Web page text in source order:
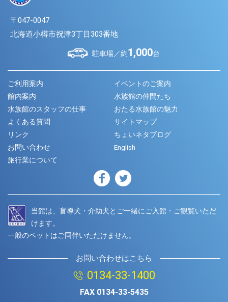
〒047-0047
北海道小樽市祝津3丁目303番地
駐車場／約1,000台
ご利用案内
イベントのご案内
館内案内
水族館の仲間たち
水族館のスタッフの仕事
おたる水族館の魅力
よくある質問
サイトマップ
リンク
ちょいネタブログ
お問い合わせ
English
旅行業について
当館は、盲導犬・介助犬とご一緒にご入館・ご観覧いただ
けます。
一般のペットはご同伴いただけません。
お問い合わせはこちら
0134-33-1400
FAX 0134-33-5435